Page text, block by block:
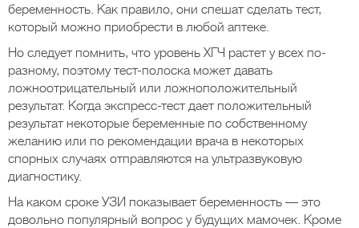
беременность. Как правило, они спешат сделать тест,
который можно приобрести в любой аптеке.
Но следует помнить, что уровень ХГЧ растет у всех по-
разному, поэтому тест-полоска может давать
ложноотрицательный или ложноположительный
результат. Когда экспресс-тест дает положительный
результат некоторые беременные по собственному
желанию или по рекомендации врача в некоторых
спорных случаях отправляются на ультразвуковую
диагностику.
На каком сроке УЗИ показывает беременность — это
довольно популярный вопрос у будущих мамочек. Кроме